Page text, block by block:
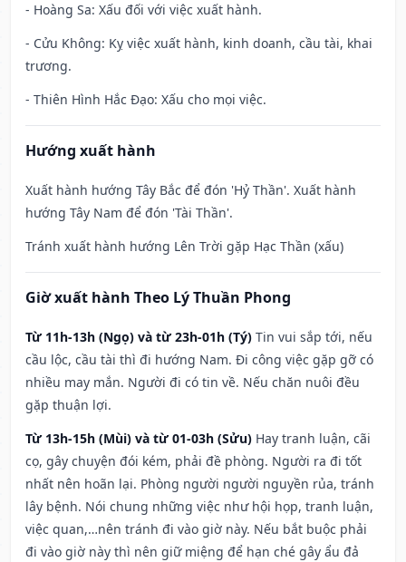
- Hoàng Sa: Xấu đối với việc xuất hành.
- Cửu Không: Kỵ việc xuất hành, kinh doanh, cầu tài, khai
trương.
- Thiên Hình Hắc Đạo: Xấu cho mọi việc.
Hướng xuất hành
Xuất hành hướng Tây Bắc để đón 'Hỷ Thần'. Xuất hành
hướng Tây Nam để đón 'Tài Thần'.
Tránh xuất hành hướng Lên Trời gặp Hạc Thần (xấu)
Giờ xuất hành Theo Lý Thuần Phong
Từ 11h-13h (Ngọ) và từ 23h-01h (Tý) Tin vui sắp tới, nếu
cầu lộc, cầu tài thì đi hướng Nam. Đi công việc gặp gỡ có
nhiều may mắn. Người đi có tin về. Nếu chăn nuôi đều
gặp thuận lợi.
Từ 13h-15h (Mùi) và từ 01-03h (Sửu) Hay tranh luận, cãi
cọ, gây chuyện đói kém, phải đề phòng. Người ra đi tốt
nhất nên hoãn lại. Phòng người người nguyền rủa, tránh
lây bệnh. Nói chung những việc như hội họp, tranh luận,
việc quan,…nên tránh đi vào giờ này. Nếu bắt buộc phải
đi vào giờ này thì nên giữ miệng để hạn ché gây ẩu đả